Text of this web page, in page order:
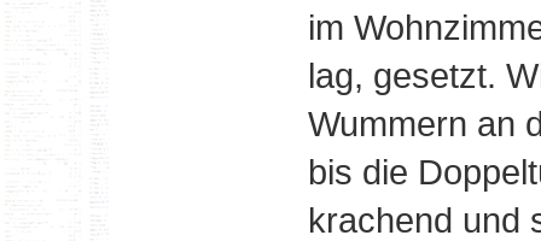
im
lag, gesetzt.
Wummern an
bis die
krachend und